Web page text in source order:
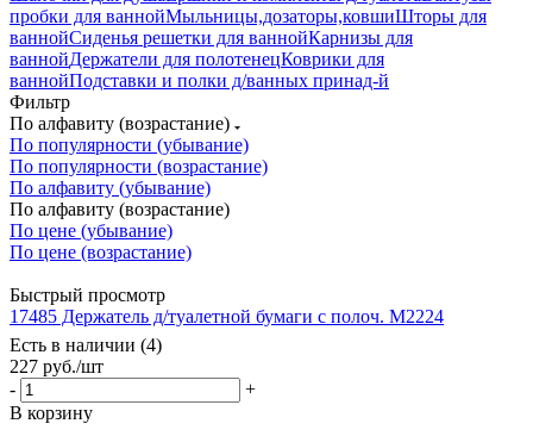
пробки для ваннойМыльницы,дозаторы,ковшиШторы для
ваннойСиденья решетки для ваннойКарнизы для
ваннойДержатели для полотенецКоврики для
ваннойПодставки и полки д/ванных принад-й
Фильтр
По алфавиту (возрастание)
По популярности (убывание)
По популярности (возрастание)
По алфавиту (убывание)
По алфавиту (возрастание)
По цене (убывание)
По цене (возрастание)
Быстрый просмотр
17485 Держатель д/туалетной бумаги с полоч. М2224
Есть в наличии (4)
227 руб./шт
-
+
В корзину